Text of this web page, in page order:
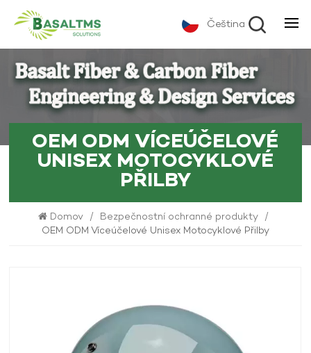
Čeština
OEM ODM VÍCEÚČELOVÉ
UNISEX MOTOCYKLOVÉ
PŘILBY
Domov / Bezpečnostní ochranné produkty /
OEM ODM Víceúčelové Unisex Motocyklové Přilby